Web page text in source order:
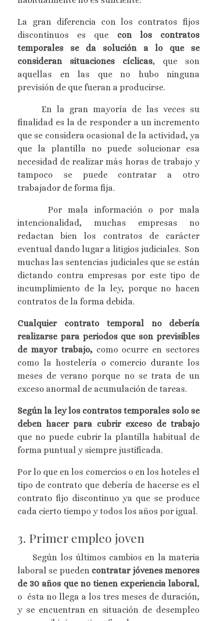
La gran diferencia con los contratos fijos
discontinuos es que con los contratos
temporales se da solución a lo que se
consideran situaciones cíclicas, que son
aquellas en las que no hubo ninguna
previsión de que fueran a producirse.
En la gran mayoría de las veces su
finalidad es la de responder a un incremento
que se considera ocasional de la actividad, ya
que la plantilla no puede solucionar esa
necesidad de realizar más horas de trabajo y
tampoco se puede contratar a otro
trabajador de forma fija.
Por mala información o por mala
intencionalidad, muchas empresas no
redactan bien los contratos de carácter
eventual dando lugar a litigios judiciales. Son
muchas las sentencias judiciales que se están
dictando contra empresas por este tipo de
incumplimiento de la ley, porque no hacen
contratos de la forma debida.
Cualquier contrato temporal no debería
realizarse para periodos que son previsibles
de mayor trabajo,como ocurre en sectores
como la hostelería o comercio durante los
meses de verano porque no se trata de un
exceso anormal de acumulación de tareas.
Según la ley los contratos temporales solo se
deben hacer para cubrir exceso de trabajo
que no puede cubrir la plantilla habitual de
forma puntual y siempre justificada.
Por lo que en los comercios o en los hoteles el
tipo de contrato que debería de hacerse es el
contrato fijo discontinuo ya que se produce
cada cierto tiempo y todos los años por igual.
3. Primer empleo joven
Según los últimos cambios en la materia
laboral se pueden contratar jóvenes menores
de 30 años que no tienen experiencia laboral,
o ésta no llega a los tres meses de duración,
y se encuentran en situación de desempleo